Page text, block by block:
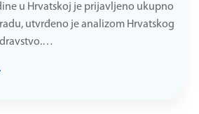
u Hrvatskoj je prijavljeno ukupno
utvrđeno je analizom Hrvatskog